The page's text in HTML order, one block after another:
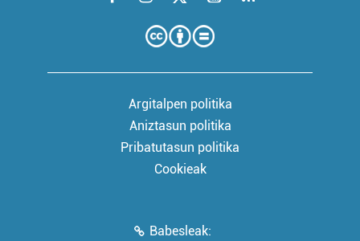
Argitalpen politika
Aniztasun politika
Pribatutasun politika
Cookieak
Babesleak: